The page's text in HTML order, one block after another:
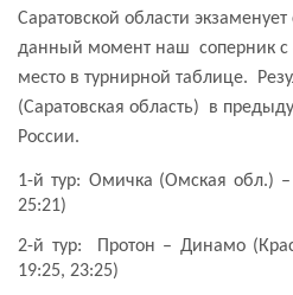
Саратовской области
данный момент наш соперник
место в турнирной таблице.
(Саратовская область)
в
России.
1-й тур: Омичка (Омская обл.) –
25:21)
2-й тур:
Протон – Динамо
19:25, 23:25)